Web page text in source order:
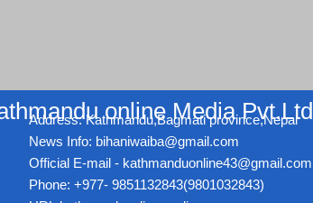
online Media Pvt.Ltd
Address: Kathmandu,Bagmati province,Nepal
News Info: bihaniwaiba@gmail.com
Official E-mail - kathmanduonline43@gmail.com
Phone: +977- 9851132843(9801032843)